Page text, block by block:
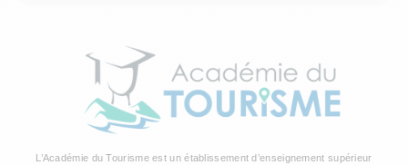
L’Académie du Tourisme est un établissement d’enseignement supérieur